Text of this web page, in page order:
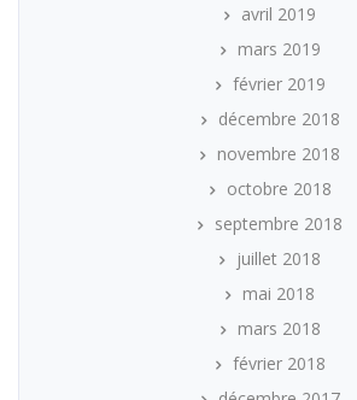
avril 2019
mars 2019
février 2019
décembre 2018
novembre 2018
octobre 2018
septembre 2018
juillet 2018
mai 2018
mars 2018
février 2018